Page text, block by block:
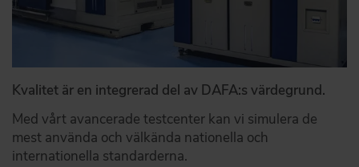
Kvalitet är en integrerad del av DAFA:s värdegrund.
Med vårt avancerade testcenter kan vi simulera de
mest använda och välkända nationella och
internationella standarderna.